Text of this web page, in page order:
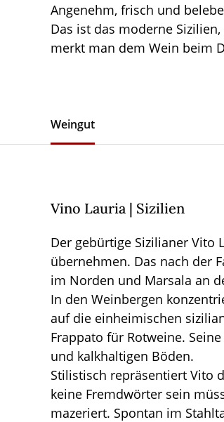
Angenehm, frisch und
Das ist das moderne
merkt man dem Wein beim
Weingut
Vino Lauria | Sizilien
Der gebürtige Sizilianer Vito
übernehmen. Das nach der
im Norden und Marsala an
In den Weinbergen
auf die einheimischen
Frappato für Rotweine.
und kalkhaltigen Böden.
Stilistisch repräsentiert Vito
keine Fremdwörter sein
mazeriert. Spontan im